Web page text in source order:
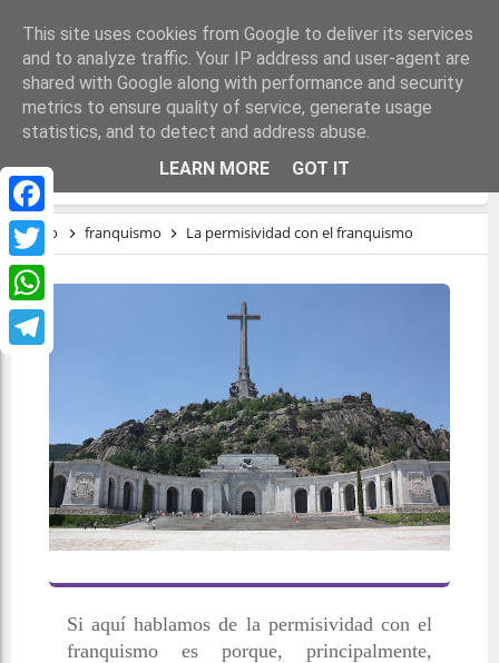
Facebook
Twitter
WhatsApp
LA PERMISIVIDAD CON EL FRANQUISMO
Inicio franquismo La permisividad con el franquismo
Si aquí hablamos de la permisividad con el
franquismo es porque, principalmente,
This site uses cookies from Google to deliver its services
and to analyze traffic. Your IP address and user-agent are
shared with Google along with performance and security
metrics to ensure quality of service, generate usage
statistics, and to detect and address abuse.
LEARN MORE
GOT IT